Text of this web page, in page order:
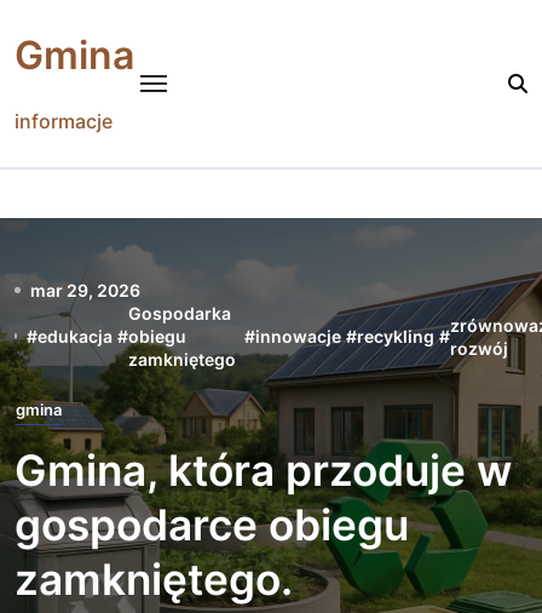
content
Gmina
informacje
mar 29, 2026
#edukacja #
Gospodarka
obiegu
zamkniętego
#innowacje #recykling #
rozwój
gmina
Gmina, która przoduje w
gospodarce obiegu
zamkniętego.